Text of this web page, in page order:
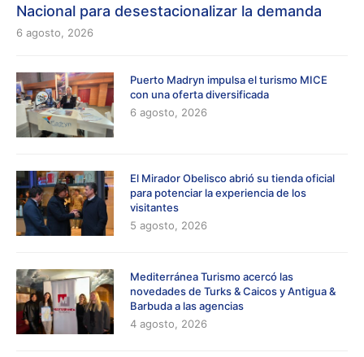
Nacional para desestacionalizar la demanda
6 agosto, 2026
Puerto Madryn impulsa el turismo MICE
con una oferta diversificada
6 agosto, 2026
El Mirador Obelisco abrió su tienda oficial
para potenciar la experiencia de los
visitantes
5 agosto, 2026
Mediterránea Turismo acercó las
novedades de Turks & Caicos y Antigua &
Barbuda a las agencias
4 agosto, 2026